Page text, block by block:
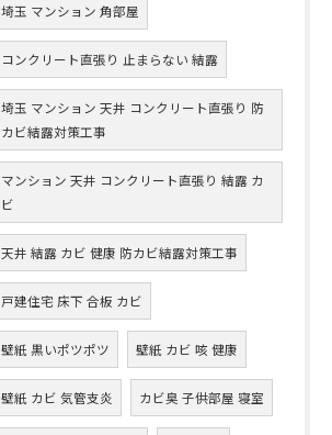
埼玉 マンション 角部屋
コンクリート直張り 止まらない 結露
埼玉 マンション 天井 コンクリート直張り 防
カビ結露対策工事
マンション 天井 コンクリート直張り 結露 カ
ビ
天井 結露 カビ 健康 防カビ結露対策工事
戸建住宅 床下 合板 カビ
壁紙 黒いポツポツ 壁紙 カビ 咳 健康
壁紙 カビ 気管支炎 カビ臭 子供部屋 寝室